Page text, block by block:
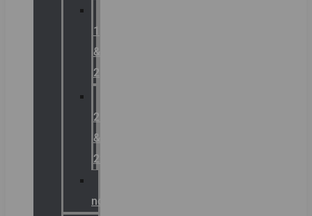
1
&
2
21
&
22
noodverlichting